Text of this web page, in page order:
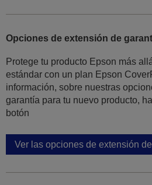
Opciones de extensión de
Protege tu producto Epson más
estándar con un plan Epson
información, sobre nuestras
garantía para tu nuevo producto,
botón
Ver las opciones de extensión